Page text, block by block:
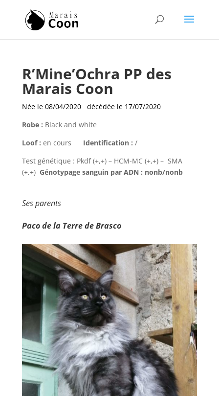
R’Mine’Ochra PP des
Marais Coon
Née le 08/04/2020 décédée le 17/07/2020
Robe : Black and white
Loof : en cours Identification : /
Test génétique : Pkdf (+,+) – HCM-MC (+,+) – SMA
(+,+) Génotypage sanguin par ADN : nonb/nonb
Ses parents
Paco de la Terre de Brasco